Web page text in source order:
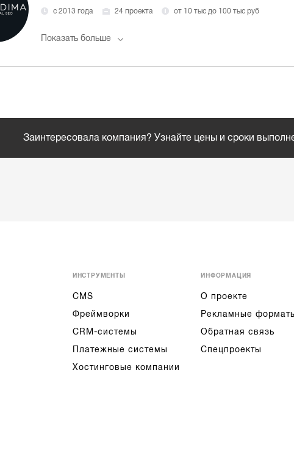
с 2013 года 24 проекта от 10 тыс до 100 тыс руб
Показать больше
Заинтересовала компания? Узнайте цены и сроки
ИНСТРУМЕНТЫ
CMS
Фреймворки
CRM-системы
Платежные системы
Хостинговые компании
ИНФОРМАЦИЯ
О проекте
Рекламные
Обратная связь
Спецпроекты